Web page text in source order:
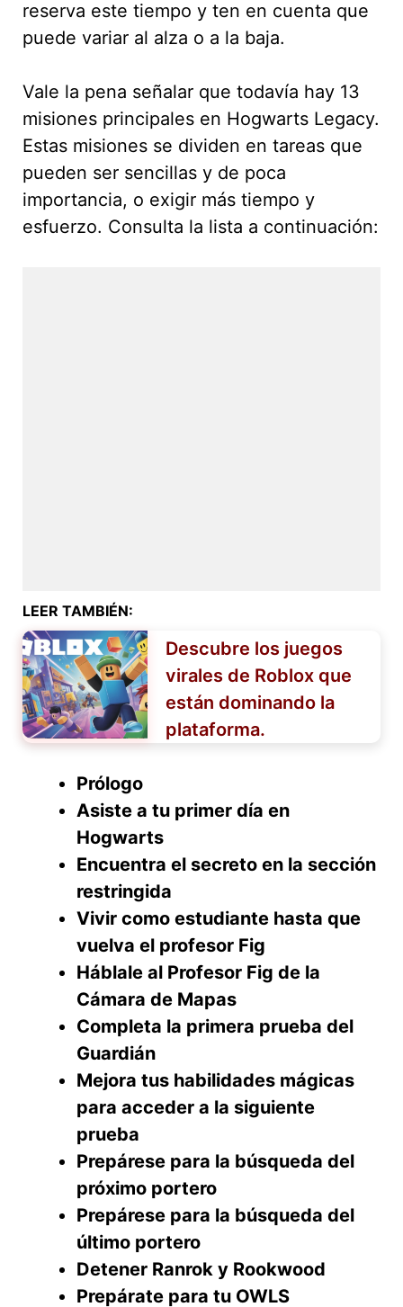
reserva este tiempo y ten en cuenta que
puede variar al alza o a la baja.
Vale la pena señalar que todavía hay 13
misiones principales en Hogwarts Legacy.
Estas misiones se dividen en tareas que
pueden ser sencillas y de poca
importancia, o exigir más tiempo y
esfuerzo. Consulta la lista a continuación:
LEER TAMBIÉN:
Descubre los juegos
virales de Roblox que
están dominando la
plataforma.
Prólogo
Asiste a tu primer día en
Hogwarts
Encuentra el secreto en la sección
restringida
Vivir como estudiante hasta que
vuelva el profesor Fig
Háblale al Profesor Fig de la
Cámara de Mapas
Completa la primera prueba del
Guardián
Mejora tus habilidades mágicas
para acceder a la siguiente
prueba
Prepárese para la búsqueda del
próximo portero
Prepárese para la búsqueda del
último portero
Detener Ranrok y Rookwood
Prepárate para tu OWLS